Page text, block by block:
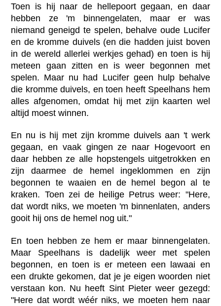
Toen is hij naar de hellepoort gegaan, en daar
hebben ze 'm binnengelaten, maar er was
niemand geneigd te spelen, behalve oude Lucifer
en de kromme duivels (en die hadden juist boven
in de wereld allerlei werkjes gehad) en toen is hij
meteen gaan zitten en is weer begonnen met
spelen. Maar nu had Lucifer geen hulp behalve
die kromme duivels, en toen heeft Speelhans hem
alles afgenomen, omdat hij met zijn kaarten wel
altijd moest winnen.
En nu is hij met zijn kromme duivels aan 't werk
gegaan, en vaak gingen ze naar Hogevoort en
daar hebben ze alle hopstengels uitgetrokken en
zijn daarmee de hemel ingeklommen en zijn
begonnen te waaien en de hemel begon al te
kraken. Toen zei de heilige Petrus weer: "Here,
dat wordt niks, we moeten 'm binnenlaten, anders
gooit hij ons de hemel nog uit."
En toen hebben ze hem er maar binnengelaten.
Maar Speelhans is dadelijk weer met spelen
begonnen, en toen is er meteen een lawaai en
een drukte gekomen, dat je je eigen woorden niet
verstaan kon. Nu heeft Sint Pieter weer gezegd:
"Here dat wordt wéér niks, we moeten hem naar